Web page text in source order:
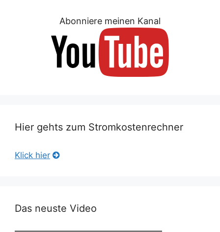
Abonniere meinen Kanal
Hier gehts zum Stromkostenrechner
Klick hier
Das neuste Video